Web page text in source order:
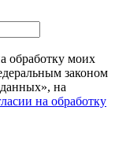
обработку моих
законом
на
на обработку